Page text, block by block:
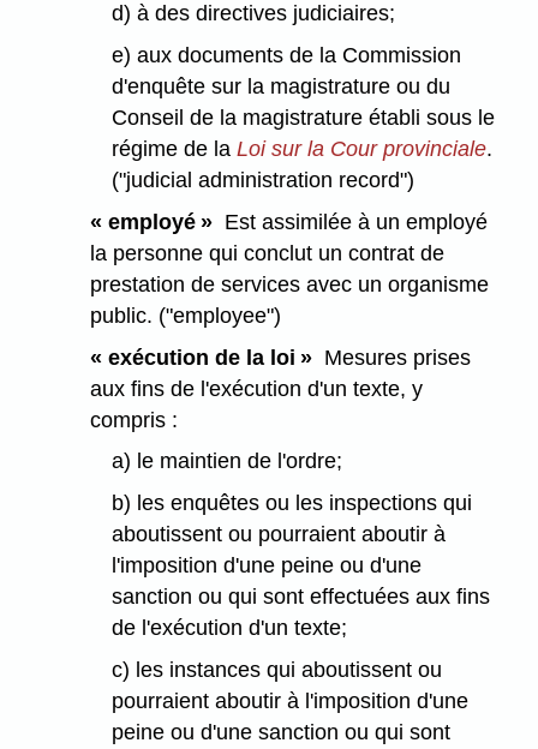
d) à des directives judiciaires;
e) aux documents de la Commission
d'enquête sur la magistrature ou du
Conseil de la magistrature établi sous le
régime de la Loi sur la Cour provinciale.
("judicial administration record")
« employé » Est assimilée à un employé
la personne qui conclut un contrat de
prestation de services avec un organisme
public. ("employee")
« exécution de la loi » Mesures prises
aux fins de l'exécution d'un texte, y
compris :
a) le maintien de l'ordre;
b) les enquêtes ou les inspections qui
aboutissent ou pourraient aboutir à
l'imposition d'une peine ou d'une
sanction ou qui sont effectuées aux fins
de l'exécution d'un texte;
c) les instances qui aboutissent ou
pourraient aboutir à l'imposition d'une
peine ou d'une sanction ou qui sont